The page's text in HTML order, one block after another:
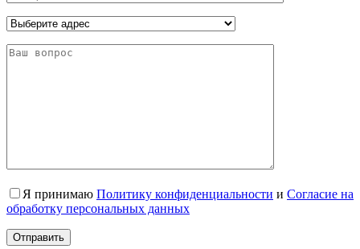
Я принимаю Политику конфиденциальности и Согласие на
обработку персональных данных